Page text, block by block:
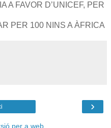
A FAVOR D’UNICEF, PER
PER 100 NINS A ÀFRICA
›
per a web